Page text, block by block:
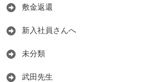
敷金返還
新入社員さんへ
未分類
武田先生